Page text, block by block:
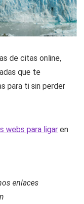
de citas online,
que te
para ti sin perder
webs para ligar en
enlaces